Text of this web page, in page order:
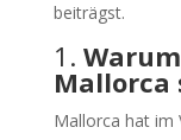
beiträgst.
1.
Mallorca
Mallorca hat im